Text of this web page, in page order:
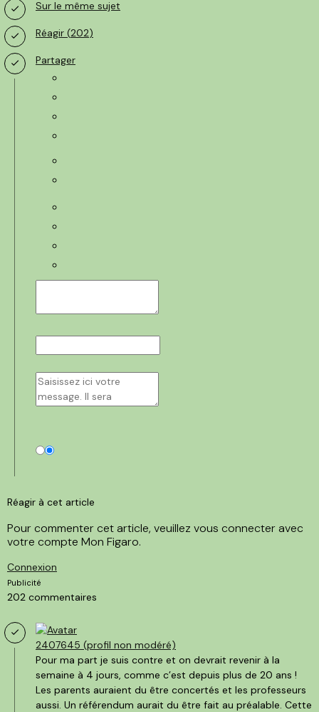
Sur le même sujet
Réagir (202)
Partager
Réagir à cet article
Pour commenter cet article, veuillez vous connecter avec
votre compte Mon Figaro.
Connexion
Publicité
202 commentaires
2407645 (profil non modéré)
Pour ma part je suis contre et on devrait revenir à la
semaine à 4 jours, comme c’est depuis plus de 20 ans !
Les parents auraient du être concertés et les professeurs
aussi. Un référendum aurait du être fait au préalable. Cette